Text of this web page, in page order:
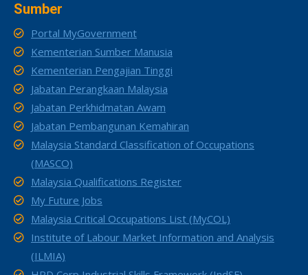
Sumber
Portal MyGovernment
Kementerian Sumber Manusia
Kementerian Pengajian Tinggi
Jabatan Perangkaan Malaysia
Jabatan Perkhidmatan Awam
Jabatan Pembangunan Kemahiran
Malaysia Standard Classification of Occupations
(MASCO)
Malaysia Qualifications Register
My Future Jobs
Malaysia Critical Occupations List (MyCOL)
Institute of Labour Market Information and Analysis
(ILMIA)